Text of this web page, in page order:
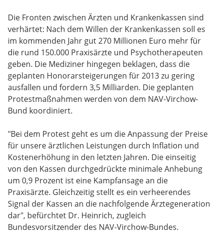
Die Fronten zwischen Ärzten und Krankenkassen sind
verhärtet: Nach dem Willen der Krankenkassen soll es
im kommenden Jahr gut 270 Millionen Euro mehr für
die rund 150.000 Praxisärzte und Psychotherapeuten
geben. Die Mediziner hingegen beklagen, dass die
geplanten Honorarsteigerungen für 2013 zu gering
ausfallen und fordern 3,5 Milliarden. Die geplanten
Protestmaßnahmen werden von dem NAV-Virchow-
Bund koordiniert.
"Bei dem Protest geht es um die Anpassung der Preise
für unsere ärztlichen Leistungen durch Inflation und
Kostenerhöhung in den letzten Jahren. Die einseitig
von den Kassen durchgedrückte minimale Anhebung
um 0,9 Prozent ist eine Kampfansage an die
Praxisärzte. Gleichzeitig stellt es ein verheerendes
Signal der Kassen an die nachfolgende Ärztegeneration
dar", befürchtet Dr. Heinrich, zugleich
Bundesvorsitzender des NAV-Virchow-Bundes.